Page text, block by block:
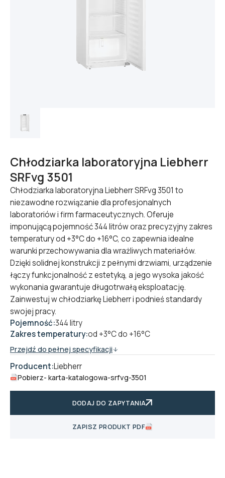
Chłodziarka laboratoryjna Liebherr
SRFvg 3501
Chłodziarka laboratoryjna Liebherr SRFvg 3501 to
niezawodne rozwiązanie dla profesjonalnych
laboratoriów i firm farmaceutycznych. Oferuje
imponującą pojemność 344 litrów oraz precyzyjny zakres
temperatury od +3°C do +16°C, co zapewnia idealne
warunki przechowywania dla wrażliwych materiałów.
Dzięki solidnej konstrukcji z pełnymi drzwiami, urządzenie
łączy funkcjonalność z estetyką, a jego wysoka jakość
wykonania gwarantuje długotrwałą eksploatację.
Zainwestuj w chłodziarkę Liebherr i podnieś standardy
swojej pracy.
Pojemność:344 litry
Zakres temperatury:od +3°C do +16°C
Przejdź do pełnej specyfikacji
Producent:Liebherr
Pobierz- karta-katalogowa-srfvg-3501
DODAJ DO ZAPYTANIA
ZAPISZ PRODUKT PDF